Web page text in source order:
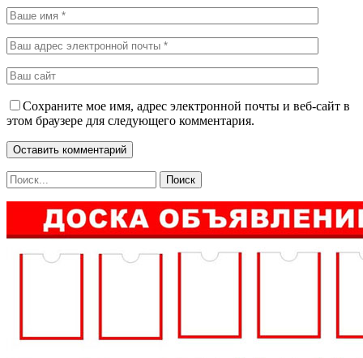
Сохраните мое имя, адрес электронной почты и веб-сайт в
этом браузере для следующего комментария.